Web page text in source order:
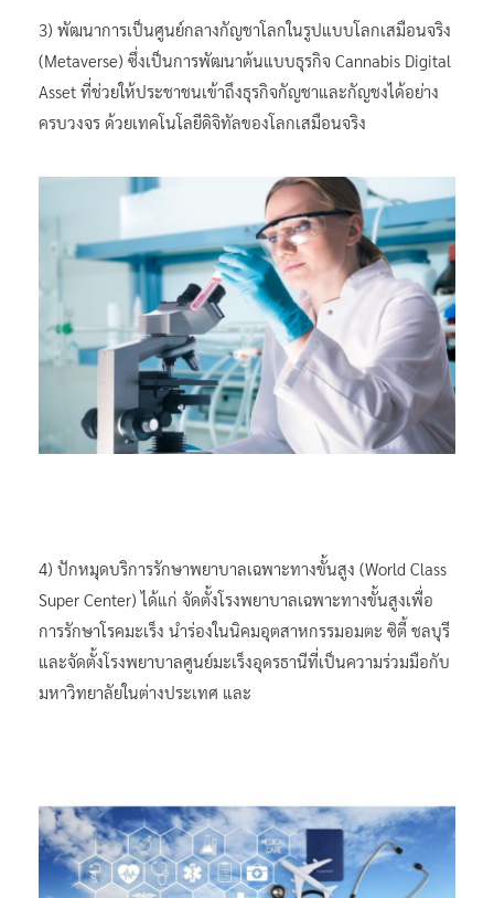
3) พัฒนาการเป็นศูนย์กลางกัญชาโลกในรูปแบบโลกเสมือนจริง
(Metaverse) ซึ่งเป็นการพัฒนาต้นแบบธุรกิจ Cannabis Digital
Asset ที่ช่วยให้ประชาชนเข้าถึงธุรกิจกัญชาและกัญชงได้อย่าง
ครบวงจร ด้วยเทคโนโลยีดิจิทัลของโลกเสมือนจริง
4) ปักหมุดบริการรักษาพยาบาลเฉพาะทางขั้นสูง (World Class
Super Center) ได้แก่ จัดตั้งโรงพยาบาลเฉพาะทางขั้นสูงเพื่อ
การรักษาโรคมะเร็ง นำร่องในนิคมอุตสาหกรรมอมตะ ซิตี้ ชลบุรี
และจัดตั้งโรงพยาบาลศูนย์มะเร็งอุดรธานีที่เป็นความร่วมมือกับ
มหาวิทยาลัยในต่างประเทศ และ